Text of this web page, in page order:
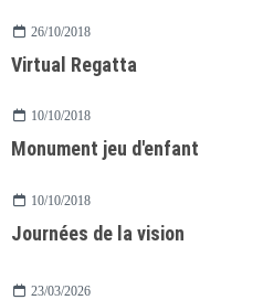
26/10/2018
Virtual Regatta
10/10/2018
Monument jeu d'enfant
10/10/2018
Journées de la vision
23/03/2026